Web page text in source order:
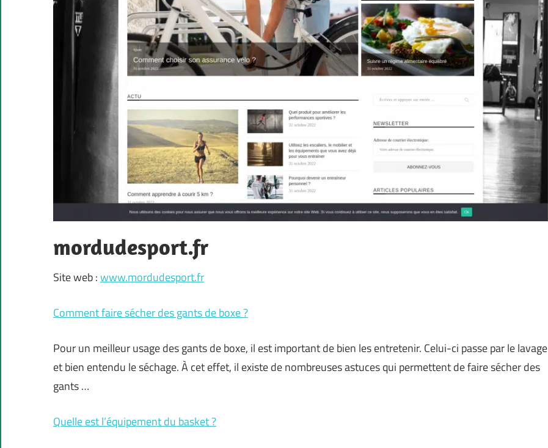
mordudesport.fr
Site web :www.mordudesport.fr
Comment faire sécher des gants de boxe ?
Pour un meilleur usage des gants de boxe, il est important de bien les entretenir. Celui-ci passe par le lavage
et bien entendu le séchage. À cet effet, il existe de nombreuses astuces qui permettent de faire sécher des
gants …
Quelle est l’équipement du basket ?